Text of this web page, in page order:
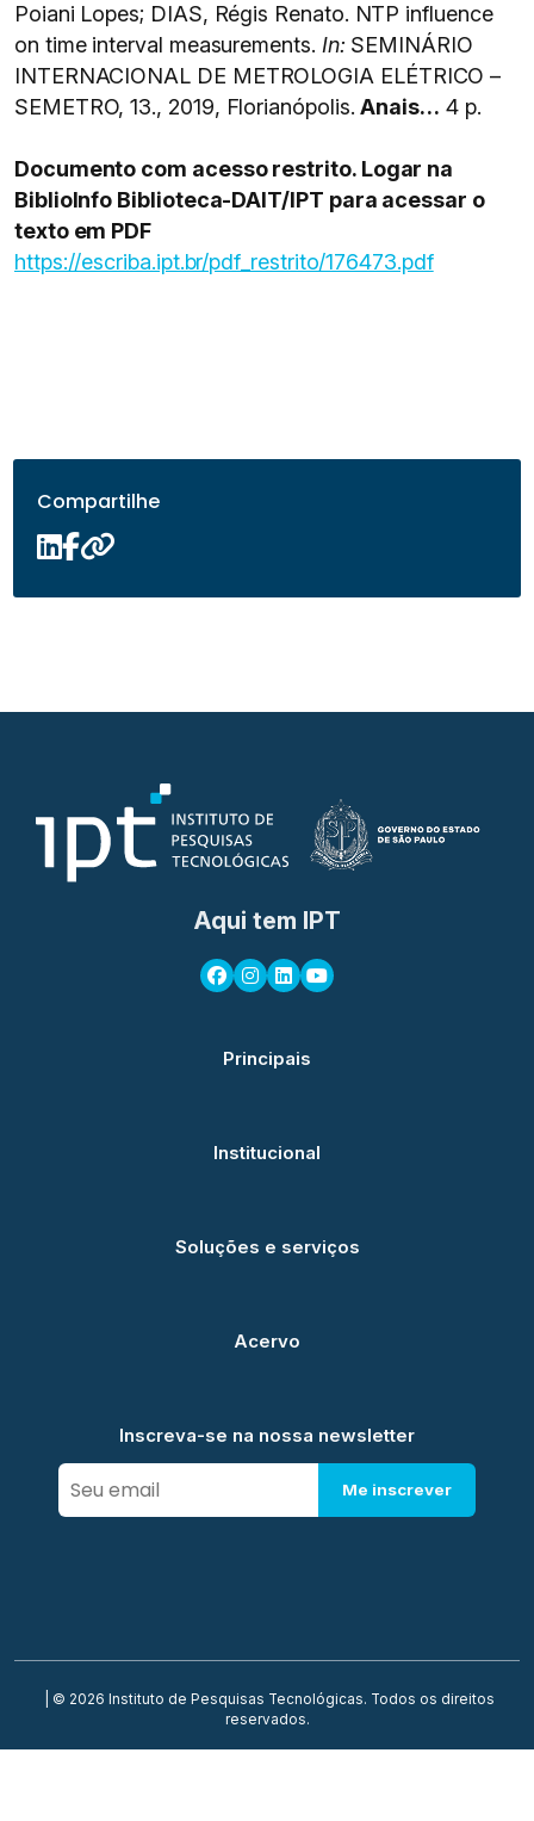
Poiani Lopes; DIAS, Régis Renato. NTP influence
on time interval measurements. In: SEMINÁRIO
INTERNACIONAL DE METROLOGIA ELÉTRICO –
SEMETRO, 13., 2019, Florianópolis.Anais… 4 p.
Documento com acesso restrito. Logar na
BiblioInfo Biblioteca-DAIT/IPT para acessar o
texto em PDF
https://escriba.ipt.br/pdf_restrito/176473.pdf
Compartilhe
Aqui tem IPT
Principais
Institucional
Soluções e serviços
Acervo
Inscreva-se na nossa newsletter
Me inscrever
| © 2026 Instituto de Pesquisas Tecnológicas. Todos os direitos
reservados.